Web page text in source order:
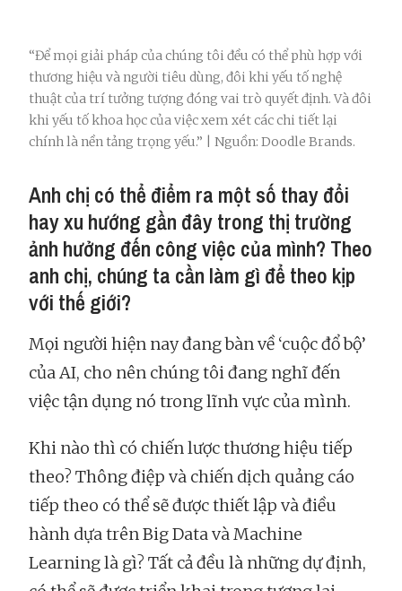
“Để mọi giải pháp của chúng tôi đều có thể phù hợp với
thương hiệu và người tiêu dùng, đôi khi yếu tố nghệ
thuật của trí tưởng tượng đóng vai trò quyết định. Và đôi
khi yếu tố khoa học của việc xem xét các chi tiết lại
chính là nền tảng trọng yếu.” | Nguồn: Doodle Brands.
Anh chị có thể điểm ra một số thay đổi
hay xu hướng gần đây trong thị trường
ảnh hưởng đến công việc của mình? Theo
anh chị, chúng ta cần làm gì để theo kịp
với thế giới?
Mọi người hiện nay đang bàn về ‘cuộc đổ bộ’
của AI, cho nên chúng tôi đang nghĩ đến
việc tận dụng nó trong lĩnh vực của mình.
Khi nào thì có chiến lược thương hiệu tiếp
theo? Thông điệp và chiến dịch quảng cáo
tiếp theo có thể sẽ được thiết lập và điều
hành dựa trên Big Data và Machine
Learning là gì? Tất cả đều là những dự định,